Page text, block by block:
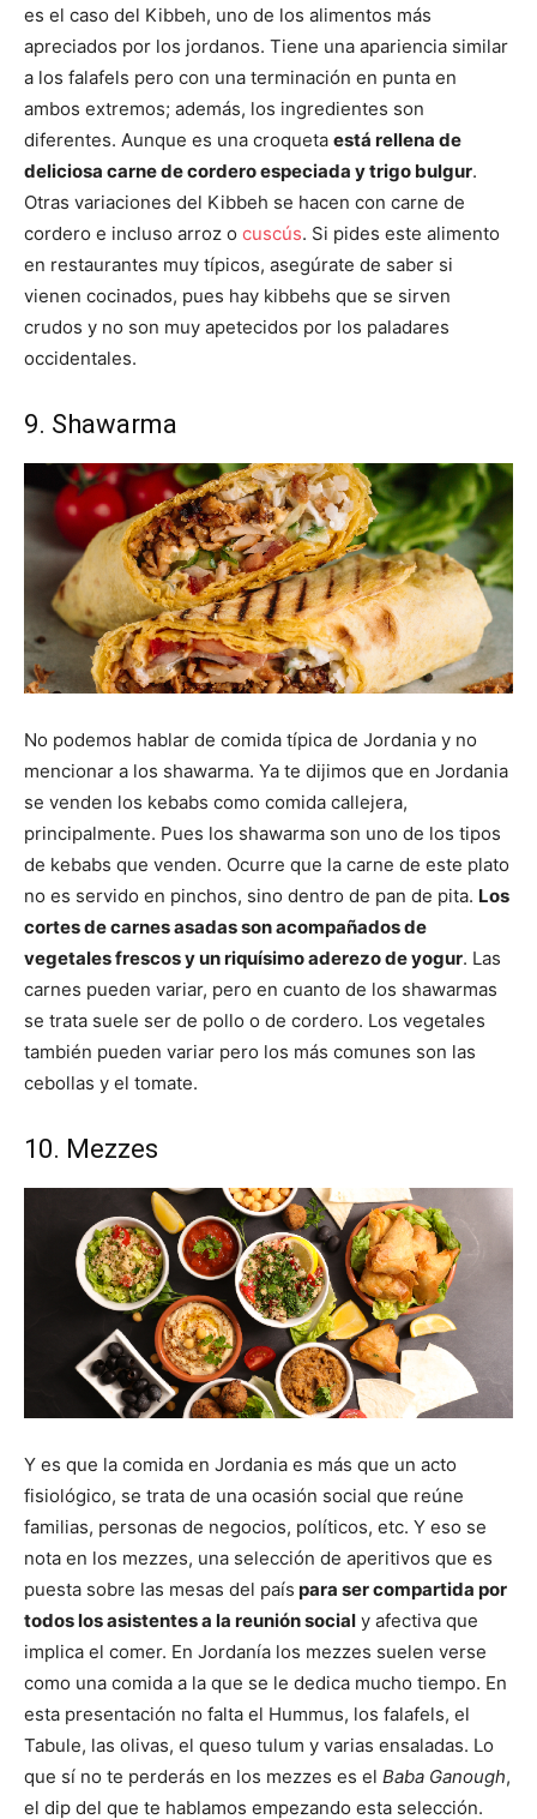
es el caso del Kibbeh, uno de los alimentos más
apreciados por los jordanos. Tiene una apariencia similar
a los falafels pero con una terminación en punta en
ambos extremos; además, los ingredientes son
diferentes. Aunque es una croqueta está rellena de
deliciosa carne de cordero especiada y trigo bulgur.
Otras variaciones del Kibbeh se hacen con carne de
cordero e incluso arroz o cuscús. Si pides este alimento
en restaurantes muy típicos, asegúrate de saber si
vienen cocinados, pues hay kibbehs que se sirven
crudos y no son muy apetecidos por los paladares
occidentales.
9. Shawarma
No podemos hablar de comida típica de Jordania y no
mencionar a los shawarma. Ya te dijimos que en Jordania
se venden los kebabs como comida callejera,
principalmente. Pues los shawarma son uno de los tipos
de kebabs que venden. Ocurre que la carne de este plato
no es servido en pinchos, sino dentro de pan de pita. Los
cortes de carnes asadas son acompañados de
vegetales frescos y un riquísimo aderezo de yogur. Las
carnes pueden variar, pero en cuanto de los shawarmas
se trata suele ser de pollo o de cordero. Los vegetales
también pueden variar pero los más comunes son las
cebollas y el tomate.
10. Mezzes
Y es que la comida en Jordania es más que un acto
fisiológico, se trata de una ocasión social que reúne
familias, personas de negocios, políticos, etc. Y eso se
nota en los mezzes, una selección de aperitivos que es
puesta sobre las mesas del país para ser compartida por
todos los asistentes a la reunión social y afectiva que
implica el comer. En Jordanía los mezzes suelen verse
como una comida a la que se le dedica mucho tiempo. En
esta presentación no falta el Hummus, los falafels, el
Tabule, las olivas, el queso tulum y varias ensaladas. Lo
que sí no te perderás en los mezzes es el Baba Ganough,
el dip del que te hablamos empezando esta selección.